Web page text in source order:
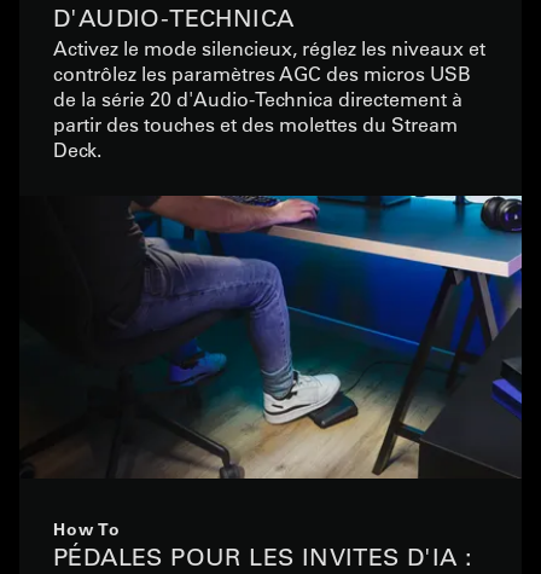
D'AUDIO-TECHNICA
Activez le mode silencieux, réglez les niveaux et
contrôlez les paramètres AGC des micros USB
de la série 20 d'Audio-Technica directement à
partir des touches et des molettes du Stream
Deck.
How To
PÉDALES POUR LES INVITES D'IA :